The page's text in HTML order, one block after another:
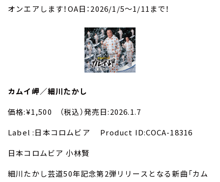
オンエアします！OA日：2026/1/5～1/11まで！
カムイ岬／細川たかし
価格:¥1,500 （税込）発売日:2026.1.7
Label :日本コロムビア Product ID:COCA-18316
日本コロムビア 小林賢
細川たかし芸道50年記念第2弾リリースとなる新曲「カム